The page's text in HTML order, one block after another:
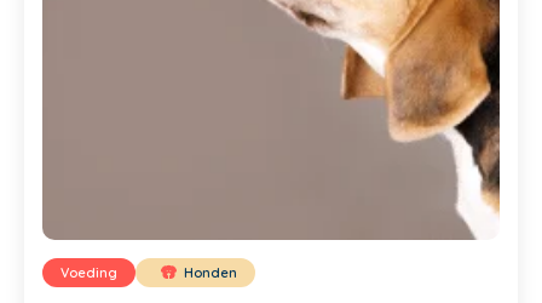
Voeding Honden